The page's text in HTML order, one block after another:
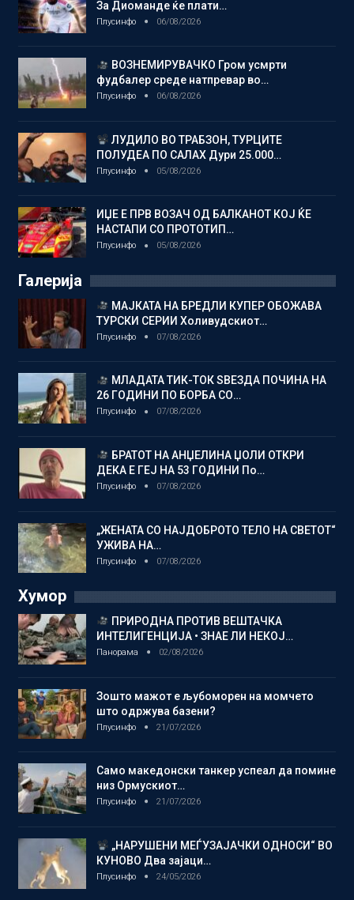
За Диоманде ќе плати…
Плусинфо 06/08/2026
ВОЗНЕМИРУВАЧКО Гром усмрти
фудбалер среде натпревар во…
Плусинфо 06/08/2026
ЛУДИЛО ВО ТРАБЗОН, ТУРЦИТЕ
ПОЛУДЕА ПО САЛАХ Дури 25.000…
Плусинфо 05/08/2026
ИЏЕ Е ПРВ ВОЗАЧ ОД БАЛКАНОТ КОЈ ЌЕ
НАСТАПИ СО ПРОТОТИП…
Плусинфо 05/08/2026
Галерија
МАЈКАТА НА БРЕДЛИ КУПЕР ОБОЖАВА
ТУРСКИ СЕРИИ Холивудскиот…
Плусинфо 07/08/2026
МЛАДАТА ТИК-ТОК ЅВЕЗДА ПОЧИНА НА
26 ГОДИНИ ПО БОРБА СО…
Плусинфо 07/08/2026
БРАТОТ НА АНЏЕЛИНА ЏОЛИ ОТКРИ
ДЕКА Е ГЕЈ НА 53 ГОДИНИ По…
Плусинфо 07/08/2026
„ЖЕНАТА СО НАЈДОБРОТО ТЕЛО НА СВЕТОТ“
УЖИВА НА…
Плусинфо 07/08/2026
Хумор
ПРИРОДНА ПРОТИВ ВЕШТАЧКА
ИНТЕЛИГЕНЦИЈА • ЗНАЕ ЛИ НЕКОЈ…
Панорама 02/08/2026
Зошто мажот е љубоморен на момчето
што одржува базени?
Плусинфо 21/07/2026
Само македонски танкер успеал да помине
низ Ормускиот…
Плусинфо 21/07/2026
„НАРУШЕНИ МЕЃУЗАЈАЧКИ ОДНОСИ“ ВО
КУНОВО Два зајаци…
Плусинфо 24/05/2026